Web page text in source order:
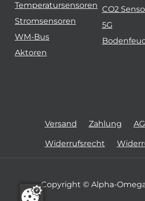
Temperatursensoren
Stromsensoren
WM-Bus
Aktoren
CO2
5G
Versand Zahlung
Widerrufsrecht
Copyright © Alpha-